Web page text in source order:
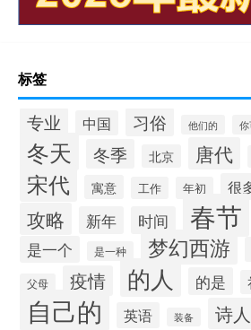
标签
专业 中国 习俗 他们的
冬天 冬季 北京 唐代
宋代 寓意 工作 年初 很
攻略 新年 时间 春节
是一个 是一种 梦幻西游
父母 疫情 的人 的是
自己的 英语 装备 诗人